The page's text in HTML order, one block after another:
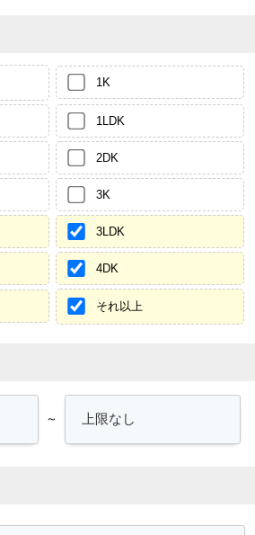
1K
1LDK
2DK
3K
3LDK
4DK
それ以上
～